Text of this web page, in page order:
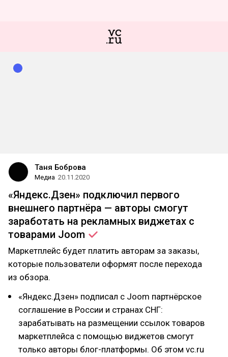
Таня Боброва
Медиа 20.11.2020
«Яндекс.Дзен» подключил первого
внешнего партнёра — авторы смогут
заработать на рекламных виджетах с
товарами Joom
Маркетплейс будет платить авторам за заказы,
которые пользователи оформят после перехода
из обзора.
«Яндекс.Дзен» подписал с Joom партнёрское
соглашение в России и странах СНГ:
зарабатывать на размещении ссылок товаров
маркетплейса с помощью виджетов смогут
только авторы блог-платформы. Об этом vc.ru